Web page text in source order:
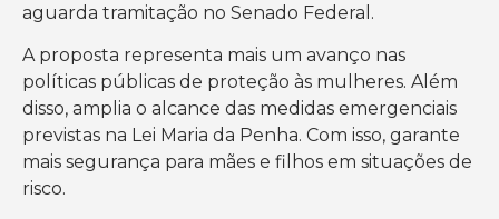
aguarda tramitação no Senado Federal.
A proposta representa mais um avanço nas
políticas públicas de proteção às mulheres. Além
disso, amplia o alcance das medidas emergenciais
previstas na Lei Maria da Penha. Com isso, garante
mais segurança para mães e filhos em situações de
risco.